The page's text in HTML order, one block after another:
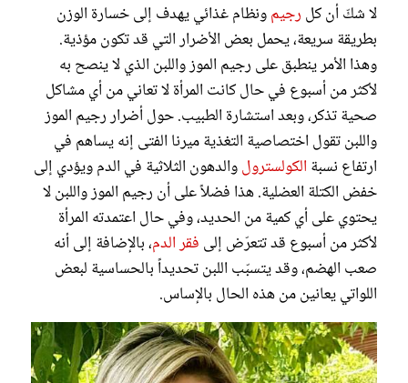
لا شكّ أن كل رجيمونظام غذائي يهدف إلى خسارة الوزن
بطريقة سريعة، يحمل بعض الأضرار التي قد تكون مؤذية.
وهذا الأمر ينطبق على رجيم الموز واللبن الذي لا ينصح به
لأكثر من أسبوع في حال كانت المرأة لا تعاني من أي مشاكل
صحية تذكر، وبعد استشارة الطبيب. حول أضرار رجيم الموز
واللبن تقول اختصاصية التغذية ميرنا الفتى إنه يساهم في
ارتفاع نسبة الكولسترولوالدهون الثلاثية في الدم ويؤدي إلى
خفض الكتلة العضلية. هذا فضلاً على أن رجيم الموز واللبن لا
يحتوي على أي كمية من الحديد، وفي حال اعتمدته المرأة
لأكثر من أسبوع قد تتعرّض إلى فقر الدم، بالإضافة إلى أنه
صعب الهضم، وقد يتسبّب اللبن تحديداً بالحساسية لبعض
اللواتي يعانين من هذه الحال بالإساس.
مجلة سيدتي
غلاف رفمي